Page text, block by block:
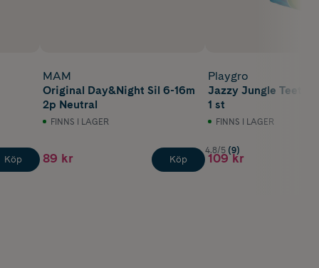
Köp
MAM
Original Day&Night Sil 6-16m
2p Neutral
FINNS I LAGER
89 kr Köp
Playgro
Jazzy Jungle
1 st
FINNS I LAGER
4.8/5 (9)
109 kr